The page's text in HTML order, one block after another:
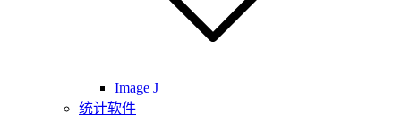
Image J
统计软件